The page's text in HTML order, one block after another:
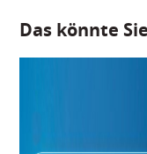
Das könnte